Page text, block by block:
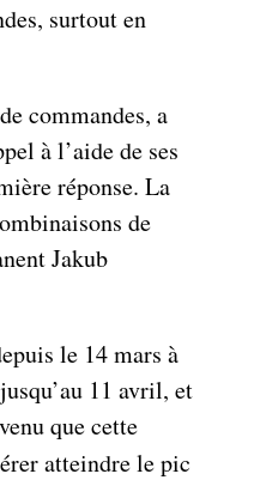
surtout en
commandes, a
à l’aide de ses
réponse. La
de
Jakub
le 14 mars à
11 avril, et
que cette
atteindre le pic